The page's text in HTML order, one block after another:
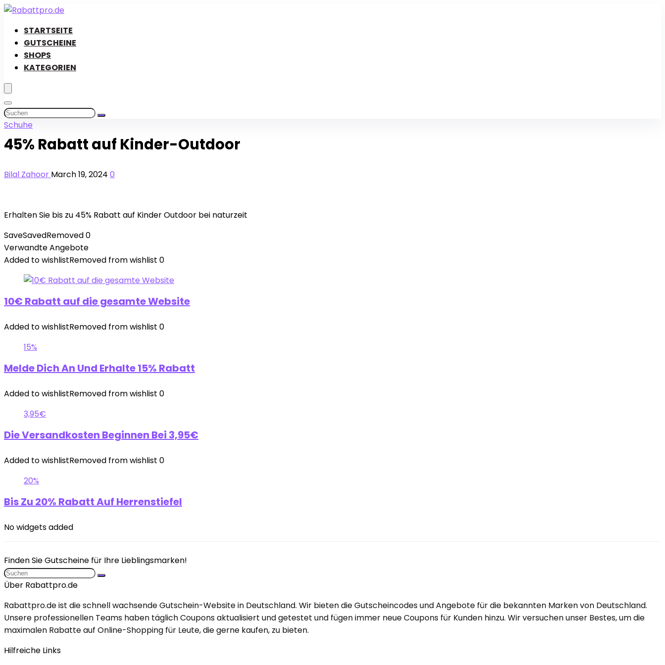
STARTSEITE
GUTSCHEINE
SHOPS
KATEGORIEN
Schuhe
45% Rabatt auf Kinder-Outdoor
Bilal Zahoor March 19, 2024 0
Erhalten Sie bis zu 45% Rabatt auf Kinder Outdoor bei naturzeit
SaveSavedRemoved0
Verwandte Angebote
Added to wishlistRemoved from wishlist 0
10€ Rabatt auf die gesamte Website
Added to wishlistRemoved from wishlist 0
15%
Melde Dich An Und Erhalte 15% Rabatt
Added to wishlistRemoved from wishlist 0
3,95€
Die Versandkosten Beginnen Bei 3,95€
Added to wishlistRemoved from wishlist 0
20%
Bis Zu 20% Rabatt Auf Herrenstiefel
No widgets added
Finden Sie Gutscheine für Ihre Lieblingsmarken!
Über Rabattpro.de
Rabattpro.de ist die schnell wachsende Gutschein-Website in Deutschland. Wir bieten die Gutscheincodes und Angebote für die bekannten Marken von Deutschland.
Unsere professionellen Teams haben täglich Coupons aktualisiert und getestet und fügen immer neue Coupons für Kunden hinzu. Wir versuchen unser Bestes, um die
maximalen Rabatte auf Online-Shopping für Leute, die gerne kaufen, zu bieten.
Hilfreiche Links